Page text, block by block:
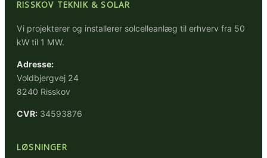
RISSKOV TEKNIK & SOLAR
Vi projekterer og installerer solcelleanlæg til erhverv fra 50
kW til 1 MW.
Adresse:
Voldbjergvej 24
8240 Risskov
CVR: 34593876
LØSNINGER